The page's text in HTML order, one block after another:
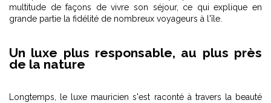
multitude de façons de vivre son séjour, ce qui explique en
grande partie la fidélité de nombreux voyageurs à l'île.
Un luxe plus responsable, au plus près
de la nature
Longtemps, le luxe mauricien s'est raconté à travers la beauté